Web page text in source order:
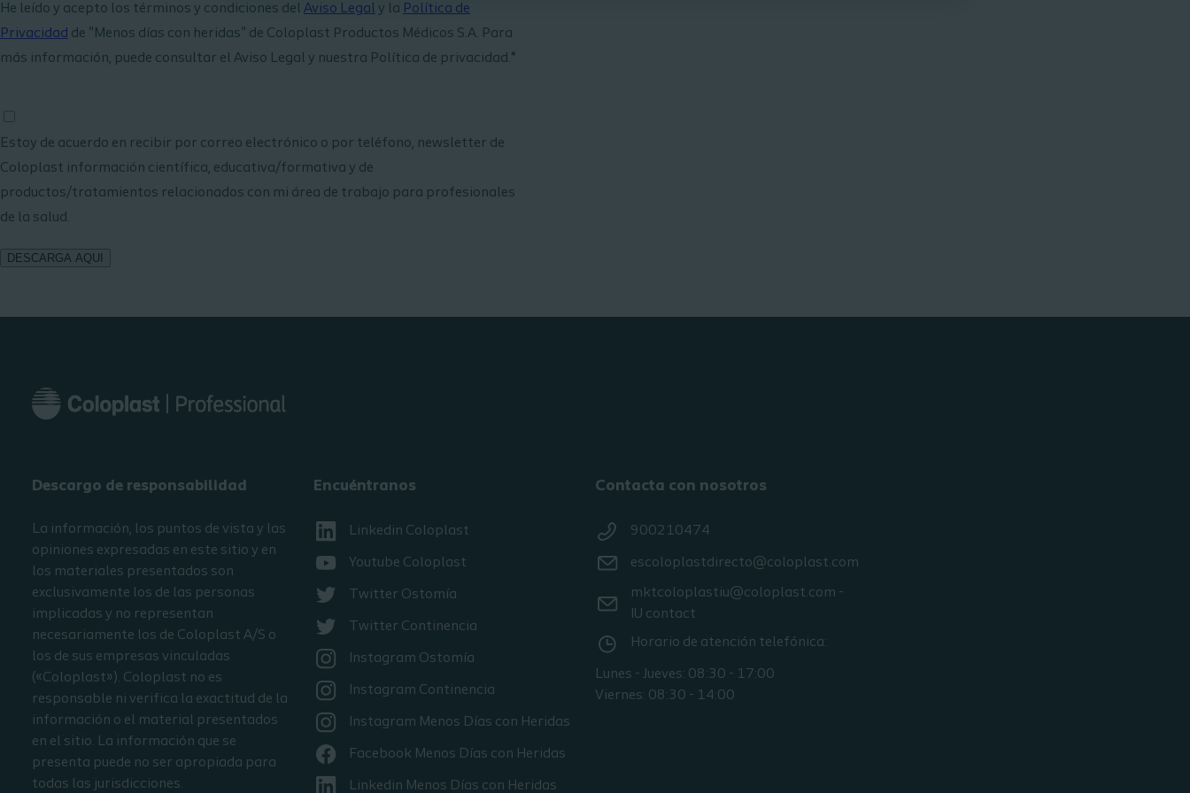
He leído y acepto los términos y condiciones del Aviso Legal y la Política de
Privacidad de "Menos días con heridas" de Coloplast Productos Médicos S.A. Para
más información, puede consultar el Aviso Legal y nuestra Política de privacidad.*
Estoy de acuerdo en recibir por correo electrónico o por teléfono, newsletter de
Coloplast información científica, educativa/formativa y de
productos/tratamientos relacionados con mi área de trabajo para profesionales
de la salud.
DESCARGA AQUI
Descargo de responsabilidad
La información, los puntos de vista y las
opiniones expresadas en este sitio y en
los materiales presentados son
exclusivamente los de las personas
implicadas y no representan
necesariamente los de Coloplast A/S o
los de sus empresas vinculadas
(«Coloplast»). Coloplast no es
responsable ni verifica la exactitud de la
información o el material presentados
en el sitio. La información que se
presenta puede no ser apropiada para
todas las jurisdicciones.
Encuéntranos
Linkedin Coloplast
Youtube Coloplast
Twitter Ostomía
Twitter Continencia
Instagram Ostomía
Instagram Continencia
Instagram Menos Días con Heridas
Facebook Menos Días con Heridas
Linkedin Menos Días con Heridas
Contacta con nosotros
900210474
escoloplastdirecto@coloplast.com
mktcoloplastiu@coloplast.com -
IU contact
Horario de atención telefónica:
Lunes - Jueves: 08:30 - 17:00
Viernes: 08:30 - 14:00